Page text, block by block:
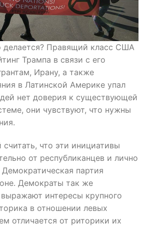
делается? Правящий класс США
Трампа в связи с его
Ирану, а также
в Латинской Америке упал
нет доверия к существующей
они чувствуют, что нужны
что эти инициативы
от республиканцев и лично
партия
Демократы так же
интересы крупного
в отношении левых
отличается от риторики их